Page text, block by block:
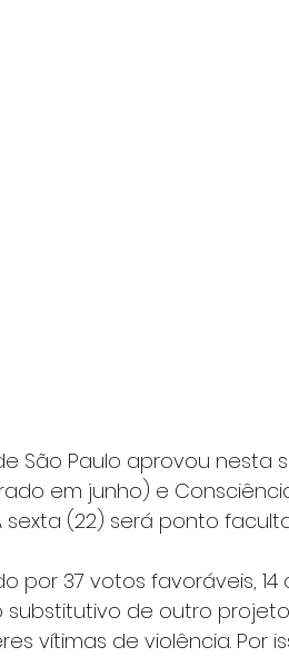
São Paulo aprovou
em junho) e
sexta (22) será ponto
por 37 votos favoráveis,
de outro
vítimas de violência. Por